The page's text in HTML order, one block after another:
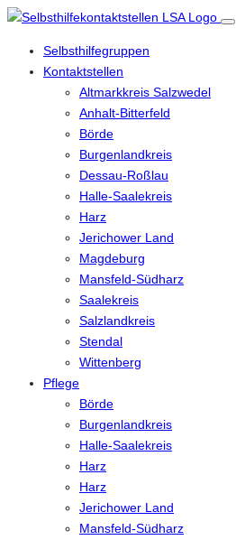
Selbsthilfegruppen
Kontaktstellen
Altmarkkreis Salzwedel
Anhalt-Bitterfeld
Börde
Burgenlandkreis
Dessau-Roßlau
Halle-Saalekreis
Harz
Jerichower Land
Magdeburg
Mansfeld-Südharz
Saalekreis
Salzlandkreis
Stendal
Wittenberg
Pflege
Börde
Burgenlandkreis
Halle-Saalekreis
Harz
Harz
Jerichower Land
Mansfeld-Südharz